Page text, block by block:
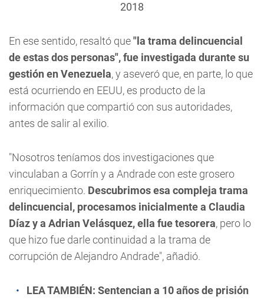
2018
En ese sentido, resaltó que"la trama delincuencial
de estas dos personas", fue investigada durante su
gestión en Venezuela, y aseveró que, en parte, lo que
está ocurriendo en EEUU, es producto de la
información que compartió con sus autoridades,
antes de salir al exilio.
"Nosotros teníamos dos investigaciones que
vinculaban a Gorrín y a Andrade con este grosero
enriquecimiento. Descubrimos esa compleja trama
delincuencial, procesamos inicialmente a Claudia
Díaz y a Adrian Velásquez, ella fue tesorera, pero lo
que hizo fue darle continuidad a la trama de
corrupción de Alejandro Andrade", añadió.
LEA TAMBIÉN: Sentencian a 10 años de prisión